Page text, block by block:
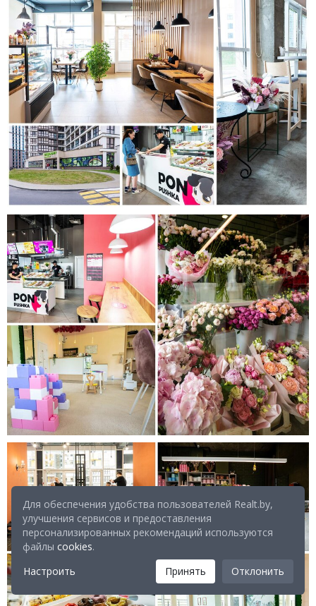
Для обеспечения удобства пользователей Realt.by,
улучшения сервисов и предоставления
персонализированных рекомендаций используются
файлы cookies.
Настроить
Принять Отклонить